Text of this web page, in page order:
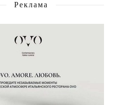
Реклама